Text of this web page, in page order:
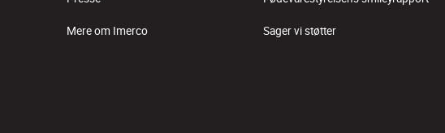
Mere om Imerco Sager vi støtter